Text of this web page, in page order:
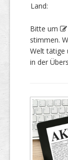
Land:
Bitte um
stimmen.
Welt tätige
in der